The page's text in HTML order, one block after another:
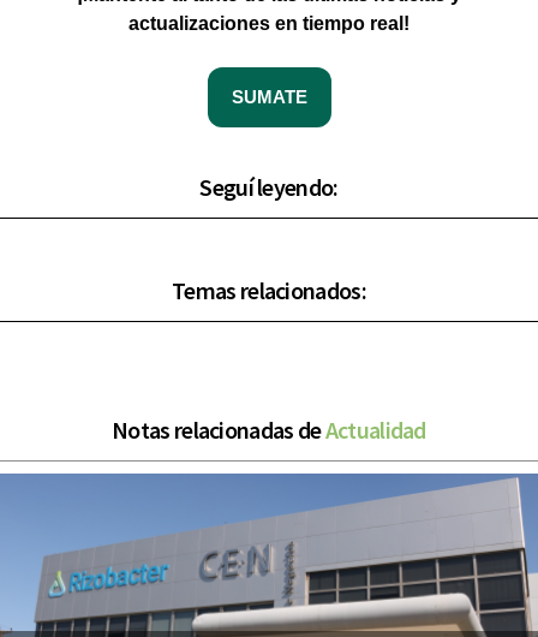
actualizaciones en tiempo real!
SUMATE
Seguí leyendo:
Temas relacionados:
Notas relacionadas deActualidad